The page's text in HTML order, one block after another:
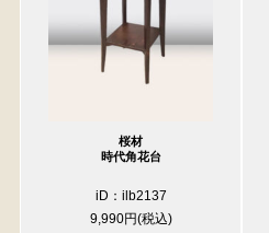
桜材
時代角花台
iD：ilb2137
9,990円